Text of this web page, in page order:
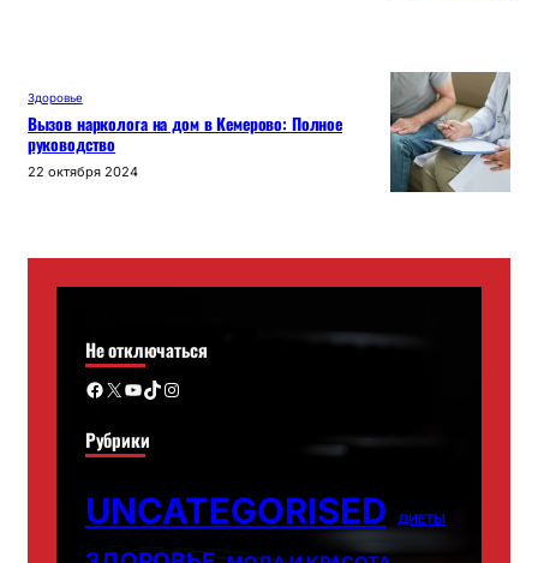
Здоровье
Вызов нарколога на дом в Кемерово: Полное
руководство
22 октября 2024
Не отключаться
Facebook X YouTube TikTok Instagram
Рубрики
UNCATEGORISED ДИЕТЫ